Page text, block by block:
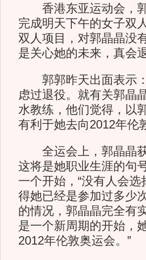
香港东亚运动会，郭
完成明天下午的女子双
双人项目，对郭晶晶没
是关心她的未来，真会
郭郭昨天出面表示：
虑过退役。就有关郭晶
水教练，他们觉得，以
有利于她去向2012年伦
全运会上，郭晶晶获
这将是她职业生涯的句
一个开始，“没有人会
得她已经是参加过多少
的情况，郭晶晶完全有
是一个新周期的开始，
2012年伦敦奥运会。”